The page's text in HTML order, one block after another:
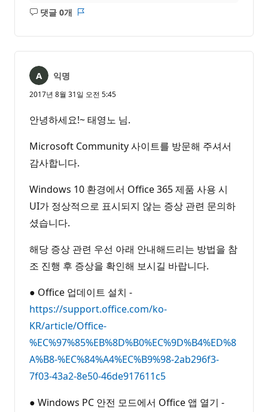
댓글 0개
설
음
익명
2017년 8월 31일 오전 5:45
안녕하세요!~ 태영노 님.
Microsoft Community 사이트를 방문해 주셔서
감사합니다.
Windows 10 환경에서 Office 365 제품 사용 시
UI가 정상적으로 표시되지 않는 증상 관련 문의하
셨습니다.
해당 증상 관련 우선 아래 안내해드리는 방법을 참
조 진행 후 증상을 확인해 보시길 바랍니다.
● Office 업데이트 설치 -
https://support.office.com/ko-
KR/article/Office-
%EC%97%85%EB%8D%B0%EC%9D%B4%ED%8
A%B8-%EC%84%A4%EC%B9%98-2ab296f3-
7f03-43a2-8e50-46de917611c5
● Windows PC 안전 모드에서 Office 앱 열기 -